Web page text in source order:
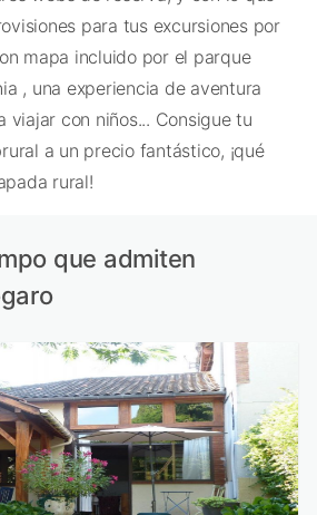
para tus excursiones por
mapa incluido por el parque
, una experiencia de aventura
viajar con niños... Consigue tu
a un precio fantástico, ¡qué
rural!
que admiten